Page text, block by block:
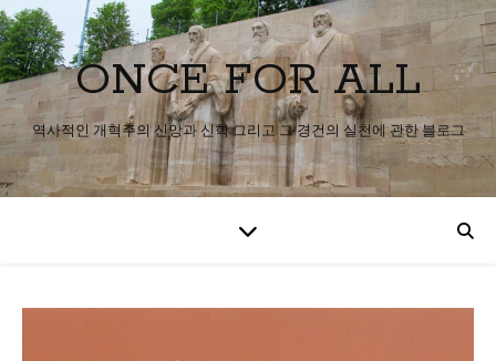
ONCE FOR ALL
역사적인 개혁주의 신앙과 신학 그리고 그 경건의 실천에 관한 블로그